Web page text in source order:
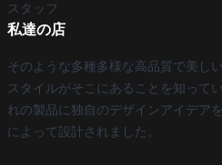
スタッフ
私達の店
そのような多種多様な高品質で美し
スタイルがそこにあることを知って
れの製品に独自のデザインアイデア
によって設計されました。